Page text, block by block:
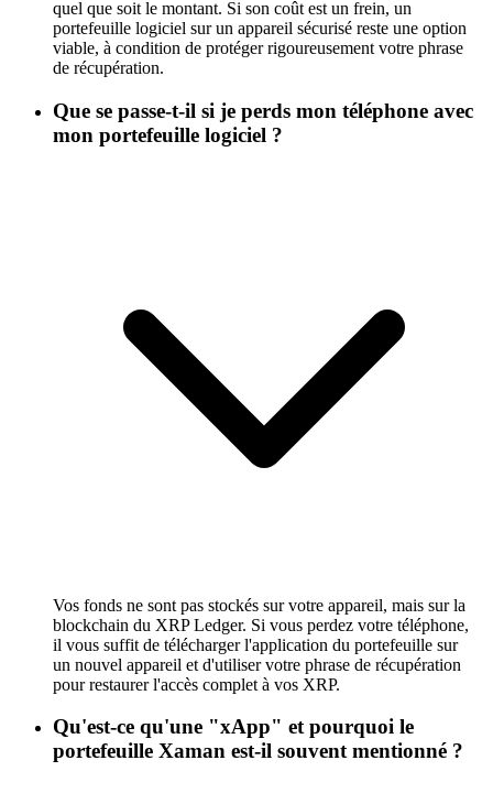
quel que soit le montant. Si son coût est un frein, un
portefeuille logiciel sur un appareil sécurisé reste une option
viable, à condition de protéger rigoureusement votre phrase
de récupération.
Que se passe-t-il si je perds mon téléphone avec
mon portefeuille logiciel ?
Vos fonds ne sont pas stockés sur votre appareil, mais sur la
blockchain du XRP Ledger. Si vous perdez votre téléphone,
il vous suffit de télécharger l'application du portefeuille sur
un nouvel appareil et d'utiliser votre phrase de récupération
pour restaurer l'accès complet à vos XRP.
Qu'est-ce qu'une "xApp" et pourquoi le
portefeuille Xaman est-il souvent mentionné ?